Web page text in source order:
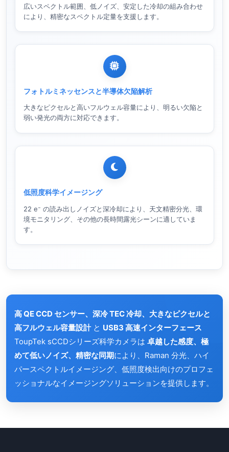
広いスペクトル範囲、低ノイズ、安定した冷却の組み合わせ
により、精密なスペクトル定量を支援します。
フォトルミネッセンスと半導体欠陥解析
大きなピクセルと高いフルウェル容量により、明るい欠陥と
弱い発光の両方に対応できます。
低照度科学イメージング
22 e⁻ の読み出しノイズと深冷却により、天文精密分光、環
境モニタリング、その他の長時間露光シーンに適していま
す。
高 QE CCD センサー、深冷 TEC 冷却、大きなピクセルと
高フルウェル容量設計と USB3 高速インターフェース
ToupTek sCCDシリーズ科学カメラは 卓越した感度、極
めて低いノイズ、精密な同期により、Raman 分光、ハイ
パースペクトルイメージング、低照度検出向けのプロフェ
ッショナルなイメージングソリューションを提供します。